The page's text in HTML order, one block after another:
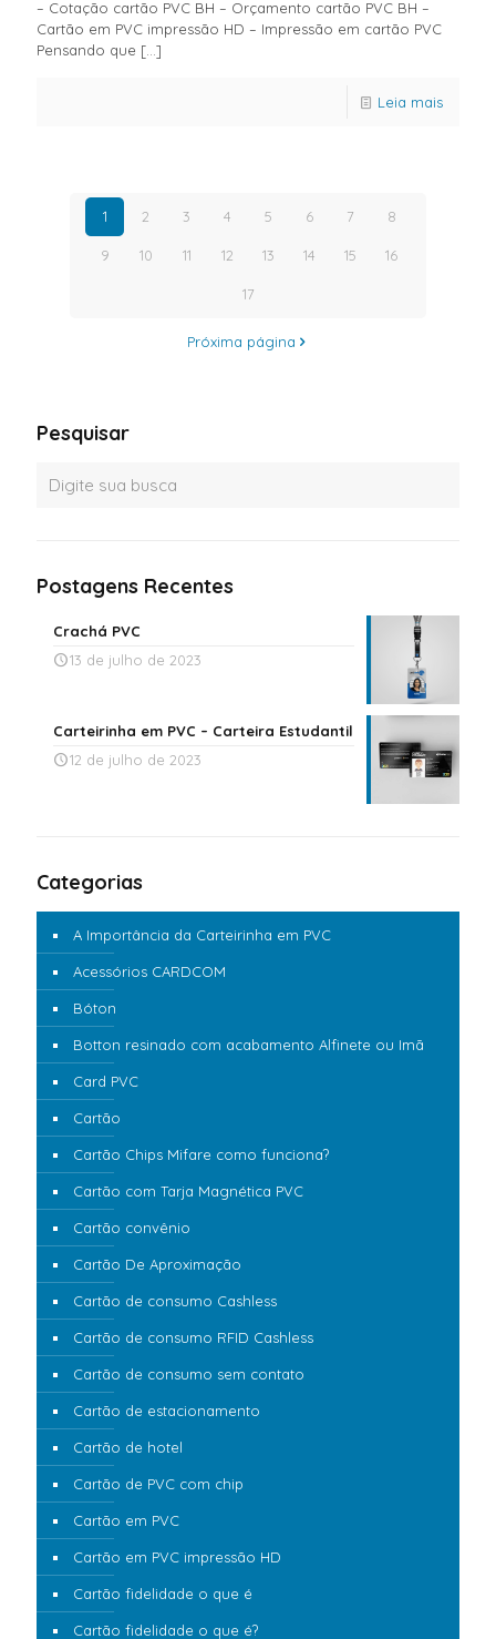
– Cotação cartão PVC BH – Orçamento cartão PVC BH –
Cartão em PVC impressão HD – Impressão em cartão PVC
Pensando que […]
Leia mais
1 2 3 4 5 6 7 8
9 10 11 12 13 14 15 16
17
Próxima página
Pesquisar
Postagens Recentes
Crachá PVC
13 de julho de 2023
Carteirinha em PVC – Carteira Estudantil
12 de julho de 2023
Categorias
A Importância da Carteirinha em PVC
Acessórios CARDCOM
Bóton
Botton resinado com acabamento Alfinete ou Imã
Card PVC
Cartão
Cartão Chips Mifare como funciona?
Cartão com Tarja Magnética PVC
Cartão convênio
Cartão De Aproximação
Cartão de consumo Cashless
Cartão de consumo RFID Cashless
Cartão de consumo sem contato
Cartão de estacionamento
Cartão de hotel
Cartão de PVC com chip
Cartão em PVC
Cartão em PVC impressão HD
Cartão fidelidade o que é
Cartão fidelidade o que é?